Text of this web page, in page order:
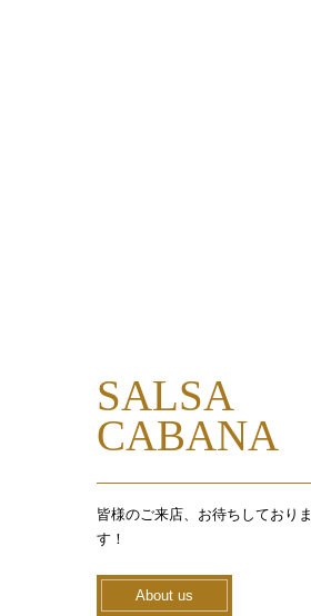
SALSA
CABANA
皆様のご来店、お待ちしておりま
す！
About us